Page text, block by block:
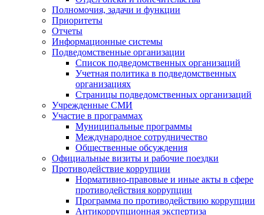
Полномочия, задачи и функции
Приоритеты
Отчеты
Информационные системы
Подведомственные организации
Список подведомственных организаций
Учетная политика в подведомственных
организациях
Страницы подведомственных организаций
Учрежденные СМИ
Участие в программах
Муниципальные программы
Международное сотрудничество
Общественные обсуждения
Официальные визиты и рабочие поездки
Противодействие коррупции
Нормативно-правовые и иные акты в сфере
противодействия коррупции
Программа по противодействию коррупции
Антикоррупционная экспертиза